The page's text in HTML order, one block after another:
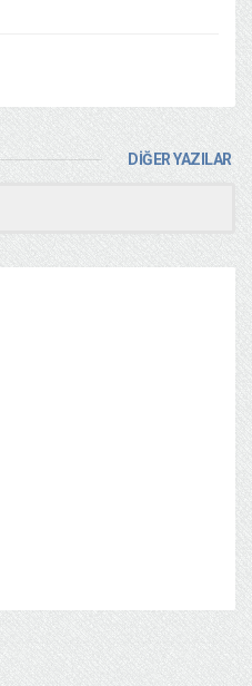
DİĞER YAZILAR